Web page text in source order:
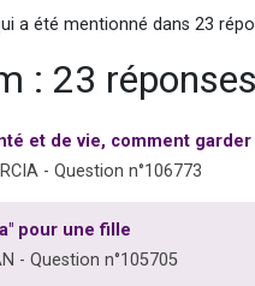
a été mentionné dans 23
: 23 réponses
et de vie, comment
- Question n°106773
pour une fille
- Question n°105705